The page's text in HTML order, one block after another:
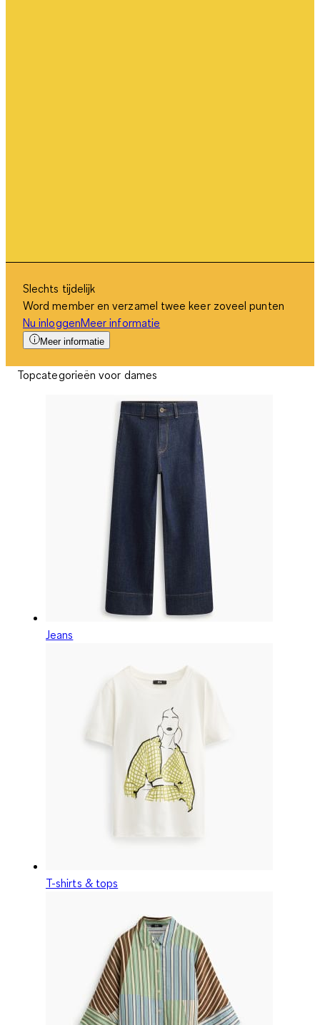
Slechts tijdelijk
Word member en verzamel twee keer zoveel punten
Nu inloggenMeer informatie
Meer informatie
Topcategorieën voor dames
Jeans
T-shirts & tops